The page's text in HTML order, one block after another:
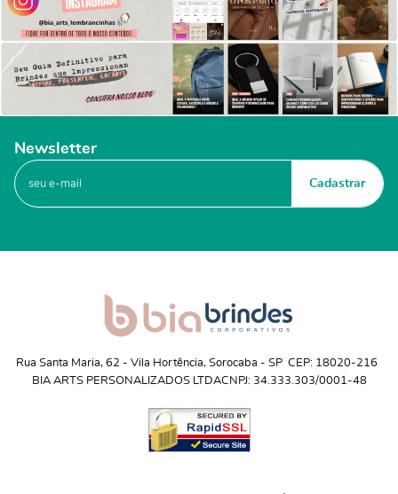
Newsletter
Cadastrar
Rua Santa Maria, 62 - Vila Hortência, Sorocaba - SP CEP: 18020-216
BIA ARTS PERSONALIZADOS LTDACNPJ: 34.333.303/0001-48